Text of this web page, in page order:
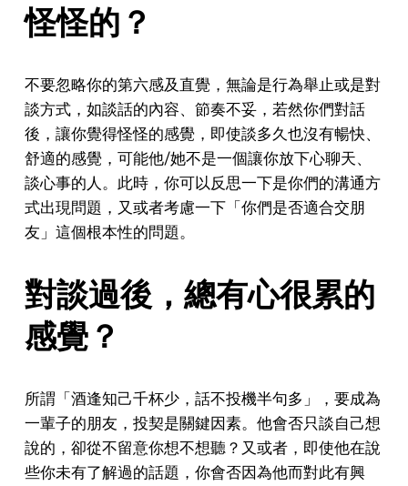
怪怪的？
不要忽略你的第六感及直覺，無論是行為舉止或是對
談方式，如談話的內容、節奏不妥，若然你們對話
後，讓你覺得怪怪的感覺，即使談多久也沒有暢快、
舒適的感覺，可能他/她不是一個讓你放下心聊天、
談心事的人。此時，你可以反思一下是你們的溝通方
式出現問題，又或者考慮一下「你們是否適合交朋
友」這個根本性的問題。
對談過後，總有心很累的
感覺？
所謂「酒逢知己千杯少，話不投機半句多」，要成為
一輩子的朋友，投契是關鍵因素。他會否只談自己想
說的，卻從不留意你想不想聽？又或者，即使他在說
些你未有了解過的話題，你會否因為他而對此有興